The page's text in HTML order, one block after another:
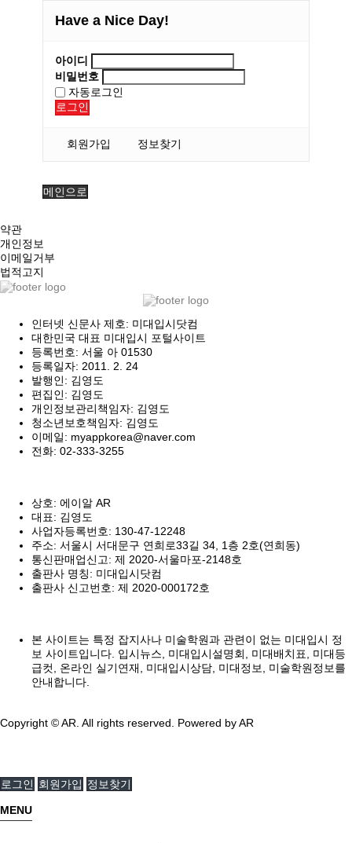
Have a Nice Day!
아이디
비밀번호
자동로그인
로그인
회원가입 정보찾기
메인으로
약관
개인정보
이메일거부
법적고지
인터넷 신문사 제호: 미대입시닷컴
대한민국 대표 미대입시 포털사이트
등록번호: 서울 아 01530
등록일자: 2011. 2. 24
발행인: 김영도
편집인: 김영도
개인정보관리책임자: 김영도
청소년보호책임자: 김영도
이메일: myappkorea@naver.com
전화: 02-333-3255
상호: 에이알 AR
대표: 김영도
사업자등록번호: 130-47-12248
주소: 서울시 서대문구 연희로33길 34, 1층 2호(연희동)
통신판매업신고: 제 2020-서울마포-2148호
출판사 명칭: 미대입시닷컴
출판사 신고번호: 제 2020-000172호
본 사이트는 특정 잡지사나 미술학원과 관련이 없는 미대입시 정
보 사이트입니다. 입시뉴스, 미대입시설명회, 미대배치표, 미대등
급컷, 온라인 실기연재, 미대입시상담, 미대정보, 미술학원정보를
안내합니다.
Copyright © AR. All rights reserved. Powered by AR
로그인 회원가입 정보찾기
MENU